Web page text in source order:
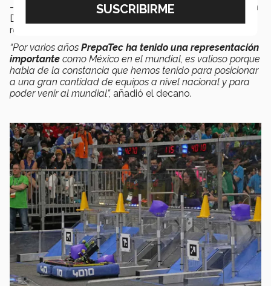
-
de PrepaTec Esmeralda, participó en la división
Daly, donde quedó en el lugar 76 del ranking, con un
récord de 4 matches ganados y 6 perdidos.
“Por varios años PrepaTec ha tenido una representación
importante como México en el mundial, es valioso porque
habla de la constancia que hemos tenido para posicionar
a una gran cantidad de equipos a nivel nacional y para
poder venir al mundial”, añadió el decano.